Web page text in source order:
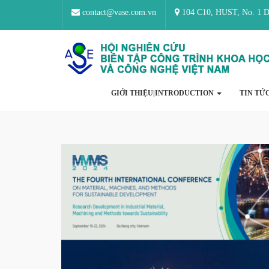
contact@vase.com.vn 104 C10, HUST, No. 1
GIỚI THIỆU|INTRODUCTION TIN